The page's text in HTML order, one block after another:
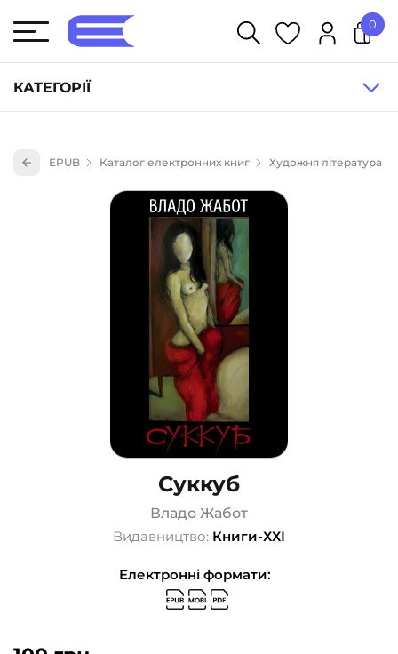
КАТЕГОРІЇ
Книги для дітей (835)
Книги для підлітків (240)
Науково-популярна література (1015)
Навчальна література та посібники (527)
Енциклопедії, довідники, словники (55)
Подарункові сертифікати (1)
0
EPUB Каталог електронних книг Художня література
Суккуб
Владо Жабот
Видавництво: Книги-ХХІ
Електронні формати: